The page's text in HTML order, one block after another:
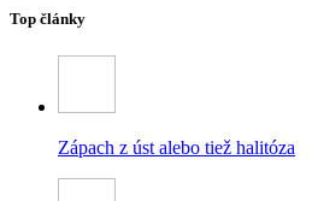
Top články
Zápach z úst alebo tiež halitóza